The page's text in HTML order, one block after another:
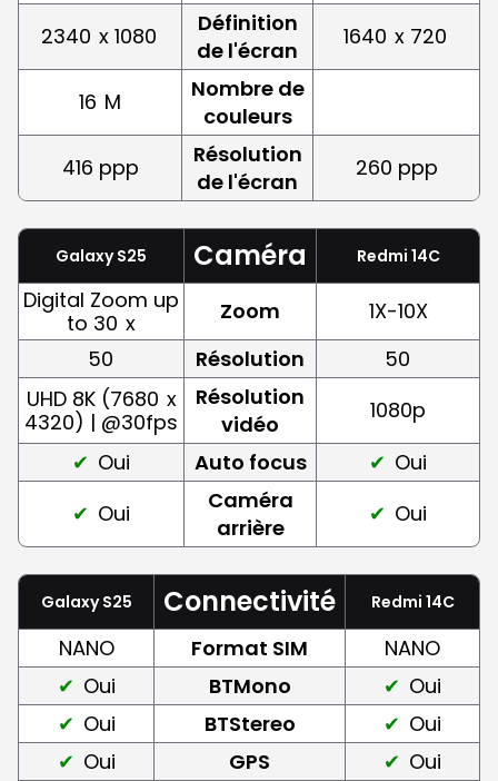
2340 x 1080
Définition
de l'écran
1640 x 720
16 M
Nombre de
couleurs
416 ppp
Résolution
de l'écran
260 ppp
Galaxy S25 Caméra Redmi 14C
Digital Zoom up
to 30 x Zoom
1X-10X
50
Résolution
50
UHD 8K (7680 x
4320) | @30fps
Résolution
vidéo
1080p
Oui
Auto focus
Oui
Oui
Caméra
arrière
Oui
Galaxy S25 Connectivité Redmi 14C
NANO Format SIM
NANO
Oui
BTMono
Oui
Oui
BTStereo
Oui
Oui
GPS
Oui